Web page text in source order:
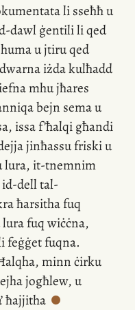
li sseħħ u
dawlġentili li qed
huma u jtiru qed
iżda kulħadd
mhu jħares
bejn sema u
issa f’ħalqi għandi
jinħassu friski u
lura, it-tnemnim
id-delltal-
ħarsitha fuq
fuq wiċċna,
feġġet fuqna.
minn ċirku
jogħlew, u
ħajjitha .